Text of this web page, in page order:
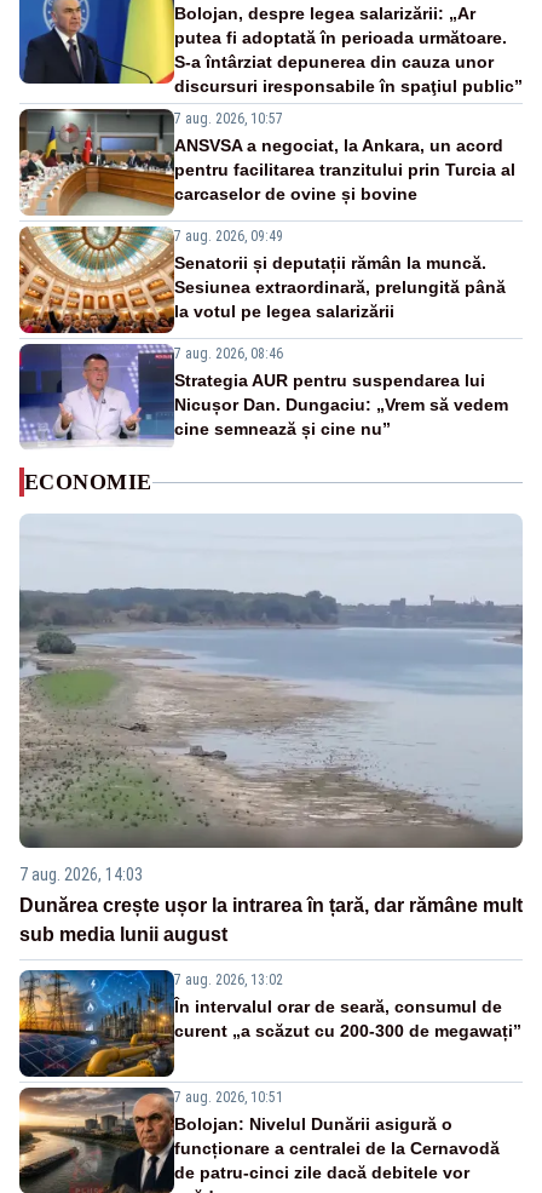
Bolojan, despre legea salarizării: „Ar
putea fi adoptată în perioada următoare.
S-a întârziat depunerea din cauza unor
discursuri iresponsabile în spaţiul public”
7 aug. 2026, 10:57
ANSVSA a negociat, la Ankara, un acord
pentru facilitarea tranzitului prin Turcia al
carcaselor de ovine și bovine
7 aug. 2026, 09:49
Senatorii și deputații rămân la muncă.
Sesiunea extraordinară, prelungită până
la votul pe legea salarizării
7 aug. 2026, 08:46
Strategia AUR pentru suspendarea lui
Nicușor Dan. Dungaciu: „Vrem să vedem
cine semnează și cine nu”
ECONOMIE
7 aug. 2026, 14:03
Dunărea crește ușor la intrarea în țară, dar rămâne mult
sub media lunii august
7 aug. 2026, 13:02
În intervalul orar de seară, consumul de
curent „a scăzut cu 200-300 de megawați”
7 aug. 2026, 10:51
Bolojan: Nivelul Dunării asigură o
funcționare a centralei de la Cernavodă
de patru-cinci zile dacă debitele vor